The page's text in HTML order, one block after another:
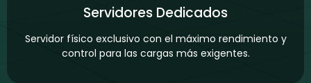
Servidores Dedicados
Servidor físico exclusivo con el máximo rendimiento y
control para las cargas más exigentes.